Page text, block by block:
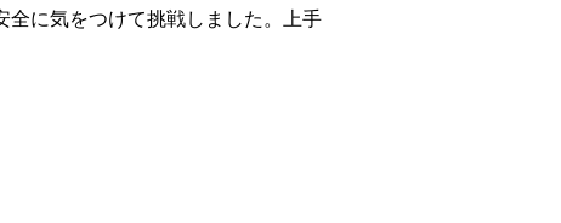
に気をつけて挑戦しました。上手